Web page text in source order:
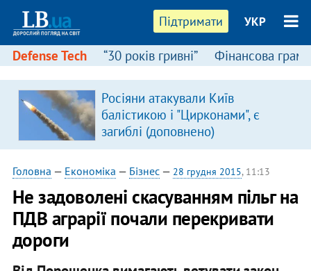
Підтримати УКР
Defense Tech “30 років гривні” Фінансова
Росіяни атакували Київ
балістикою і "Цирконами", є
загиблі (доповнено)
Головна — Економіка — Бізнес— 28 грудня 2015, 11:13
Не задоволені скасуванням пільг на
ПДВ аграрії почали перекривати
дороги